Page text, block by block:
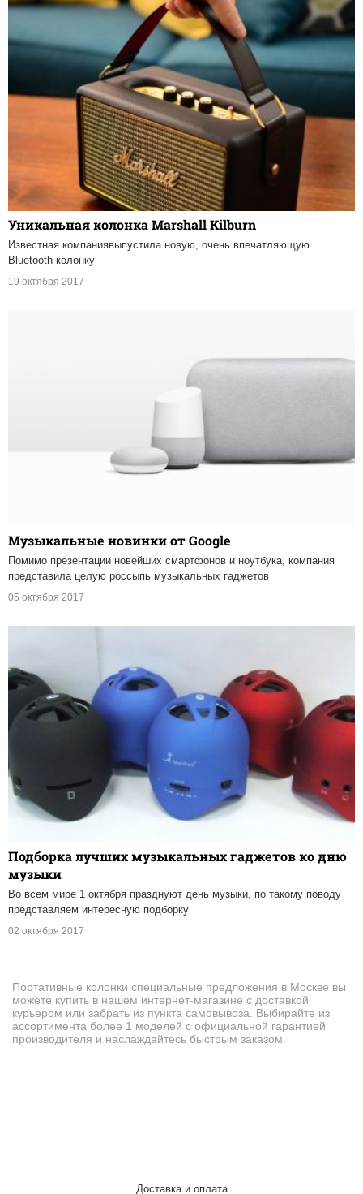
Уникальная колонка Marshall Kilburn
Известная компаниявыпустила новую, очень впечатляющую
Bluetooth-колонку
19 октября 2017
Музыкальные новинки от Google
Помимо презентации новейших смартфонов и ноутбука, компания
представила целую россыпь музыкальных гаджетов
05 октября 2017
Подборка лучших музыкальных гаджетов ко дню
музыки
Во всем мире 1 октября празднуют день музыки, по такому поводу
представляем интересную подборку
02 октября 2017
Портативные колонки специальные предложения в Москве вы
можете купить в нашем интернет-магазине с доставкой
курьером или забрать из пункта самовывоза. Выбирайте из
ассортимента более 1 моделей с официальной гарантией
производителя и наслаждайтесь быстрым заказом.
Доставка и оплата